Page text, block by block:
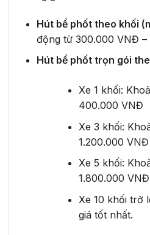
Hút bể phốt theo khối
động từ 300.000 VNĐ –
Hút bể phốt trọn gói
Xe 1 khối:
400.000 VNĐ
Xe 3 khối:
1.200.000 VNĐ
Xe 5 khối:
1.800.000 VNĐ
Xe 10 khối trở
giá tốt nhất.